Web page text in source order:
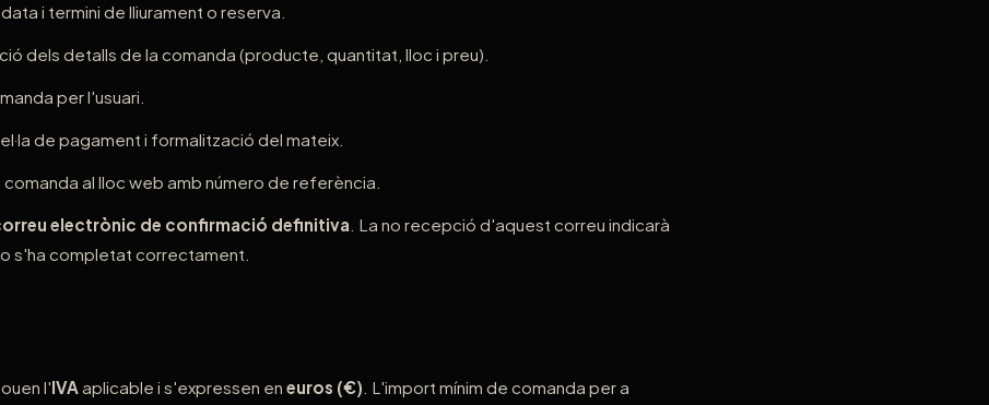
i termini de lliurament o reserva.
dels detalls de la comanda (producte, quantitat, lloc i preu).
per l'usuari.
de pagament i formalització del mateix.
al lloc web amb número de referència.
electrònic de confirmació definitiva . La no recepció d'aquest correu indicarà
s'ha completat correctament.
l'IVAaplicable i s'expressen en euros (€) . L'import mínim de comanda per a